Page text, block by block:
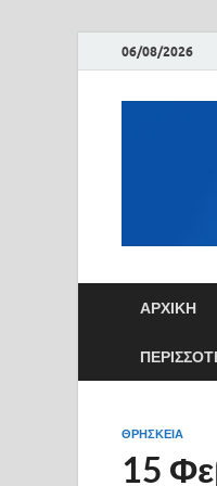
06/08/2026
ΑΡΧΙΚΉ
ΘΡΗΣΚΕΙΑ
15